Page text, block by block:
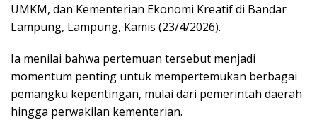
UMKM, dan Kementerian Ekonomi Kreatif di Bandar
Lampung, Lampung, Kamis (23/4/2026).
Ia menilai bahwa pertemuan tersebut menjadi
momentum penting untuk mempertemukan berbagai
pemangku kepentingan, mulai dari pemerintah daerah
hingga perwakilan kementerian.